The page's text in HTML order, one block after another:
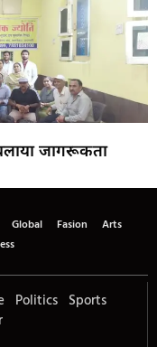
जागरूकता
Global Fasion
Arts
Politics Sports